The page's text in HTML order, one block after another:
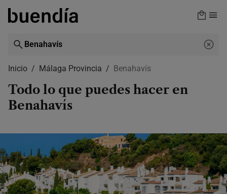
Skip
content
Inicio Málaga Provincia Benahavís
Todo lo que puedes hacer en
Benahavís